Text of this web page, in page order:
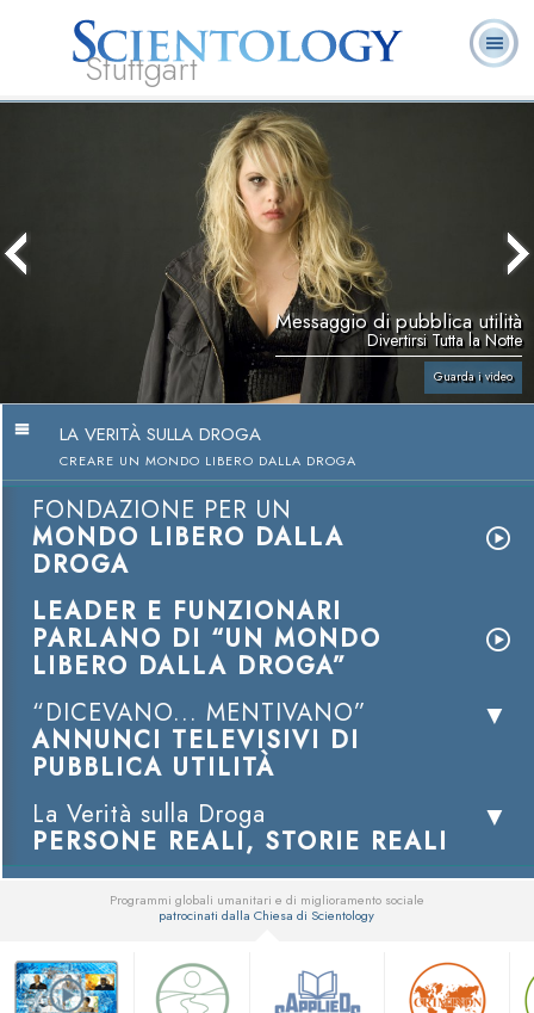
Stuttgart
Che cos’è
Scientology?
Messaggio di pubblica utilità
Divertirsi Tutta la Notte
Guarda i video
LA VERITÀ SULLA DROGA
CREARE UN MONDO LIBERO DALLA DROGA
FONDAZIONE PER UN
MONDO LIBERO DALLA
DROGA
LEADER E FUNZIONARI
PARLANO DI “UN MONDO
LIBERO DALLA DROGA”
“DICEVANO... MENTIVANO”
ANNUNCI TELEVISIVI DI
PUBBLICA UTILITÀ
La Verità sulla Droga
PERSONE REALI, STORIE REALI
Programmi globali umanitari e di miglioramento sociale
patrocinati dalla Chiesa di Scientology